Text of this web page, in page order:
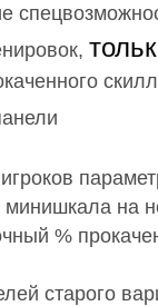
минишкала на
%
старого